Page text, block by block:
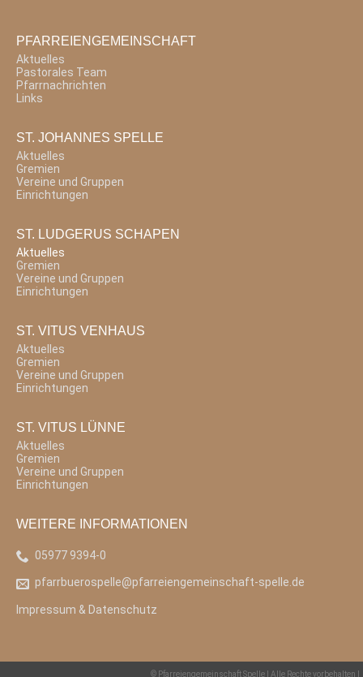
PFARREIENGEMEINSCHAFT
Aktuelles
Pastorales Team
Pfarrnachrichten
Links
ST. JOHANNES SPELLE
Aktuelles
Gremien
Vereine und Gruppen
Einrichtungen
ST. LUDGERUS SCHAPEN
Aktuelles
Gremien
Vereine und Gruppen
Einrichtungen
ST. VITUS VENHAUS
Aktuelles
Gremien
Vereine und Gruppen
Einrichtungen
ST. VITUS LÜNNE
Aktuelles
Gremien
Vereine und Gruppen
Einrichtungen
WEITERE INFORMATIONEN
05977 9394-0
pfarrbuerospelle@pfarreiengemeinschaft-spelle.de
Impressum & Datenschutz
© Pfarreiengemeinschaft Spelle | Alle Rechte vorbehalten |